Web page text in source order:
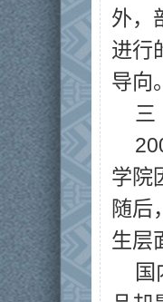
外，
进行
导向。
三
学院
随后
生层
国